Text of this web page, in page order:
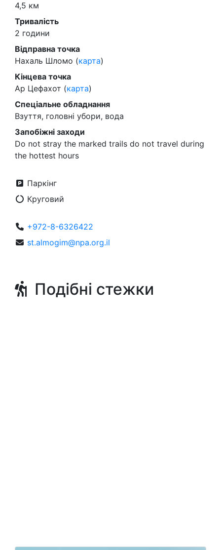
4,5 км
Тривалість
2 години
Відправна точка
Нахаль Шломо (карта)
Кінцева точка
Ар Цефахот (карта)
Спеціальне обладнання
Взуття, головні убори, вода
Запобіжні заходи
Do not stray the marked trails do not travel during
the hottest hours
Паркінг
Круговий
+972-8-6326422
st.almogim@npa.org.il
Подібні стежки